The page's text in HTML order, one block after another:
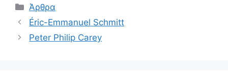
Κατηγορίες
Άρθρα
Éric-Emmanuel Schmitt
Peter Philip Carey